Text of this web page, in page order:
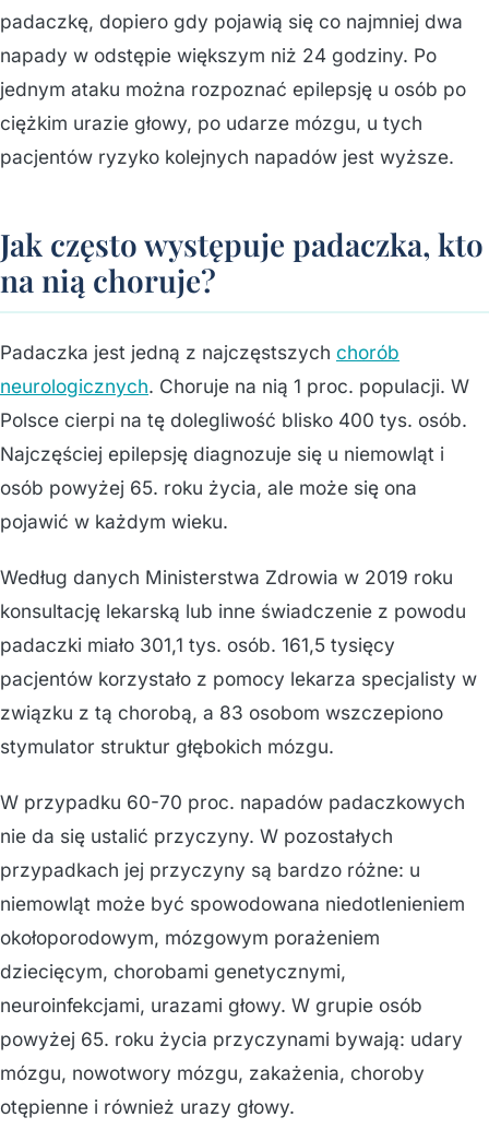
padaczkę, dopiero gdy pojawią się co najmniej dwa
napady w odstępie większym niż 24 godziny. Po
jednym ataku można rozpoznać epilepsję u osób po
ciężkim urazie głowy, po udarze mózgu, u tych
pacjentów ryzyko kolejnych napadów jest wyższe.
Jak często występuje padaczka, kto
na nią choruje?
Padaczka jest jedną z najczęstszych chorób
neurologicznych. Choruje na nią 1 proc. populacji. W
Polsce cierpi na tę dolegliwość blisko 400 tys. osób.
Najczęściej epilepsję diagnozuje się u niemowląt i
osób powyżej 65. roku życia, ale może się ona
pojawić w każdym wieku.
Według danych Ministerstwa Zdrowia w 2019 roku
konsultację lekarską lub inne świadczenie z powodu
padaczki miało 301,1 tys. osób. 161,5 tysięcy
pacjentów korzystało z pomocy lekarza specjalisty w
związku z tą chorobą, a 83 osobom wszczepiono
stymulator struktur głębokich mózgu.
W przypadku 60-70 proc. napadów padaczkowych
nie da się ustalić przyczyny. W pozostałych
przypadkach jej przyczyny są bardzo różne: u
niemowląt może być spowodowana niedotlenieniem
okołoporodowym, mózgowym porażeniem
dziecięcym, chorobami genetycznymi,
neuroinfekcjami, urazami głowy. W grupie osób
powyżej 65. roku życia przyczynami bywają: udary
mózgu, nowotwory mózgu, zakażenia, choroby
otępienne i również urazy głowy.